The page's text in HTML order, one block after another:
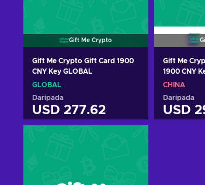
Gift Me Crypto
Gift Me Crypto Gift Card 1900
CNY Key GLOBAL
GLOBAL
Daripada
USD 277.62
Gift Me
1900 CNY
CHINA
Daripada
USD